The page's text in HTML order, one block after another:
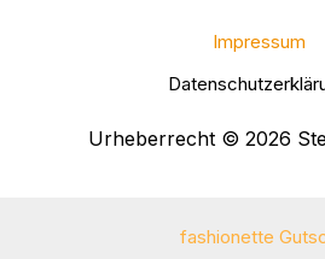
Impressum
Urheberrecht © 2026
fashionette